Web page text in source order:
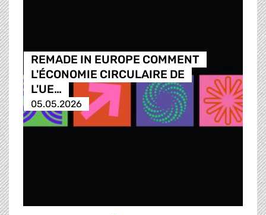
REMADE IN EUROPE COMMENT
L'ÉCONOMIE CIRCULAIRE DE
L'UE…
05.05.2026